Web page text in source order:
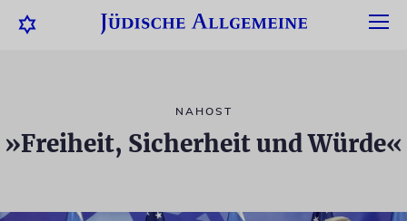
NAHOST
»Freiheit, Sicherheit und Würde«